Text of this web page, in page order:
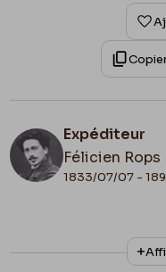
Expéditeur
Félicien Rops
1833/07/07 -
N°
II/6655/470/